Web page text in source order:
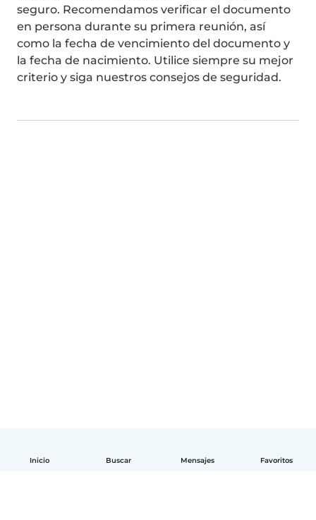
Inicio Buscar Mensajes Favoritos
seguro. Recomendamos verificar el documento
en persona durante su primera reunión, así
como la fecha de vencimiento del documento y
la fecha de nacimiento. Utilice siempre su mejor
criterio y siga nuestros consejos de seguridad.